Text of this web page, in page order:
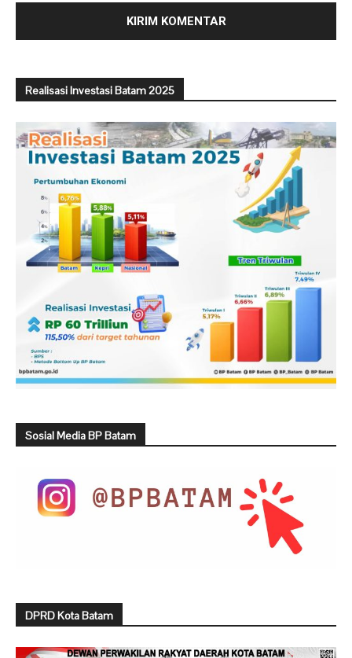
Realisasi Investasi Batam 2025
Sosial Media BP Batam
DPRD Kota Batam